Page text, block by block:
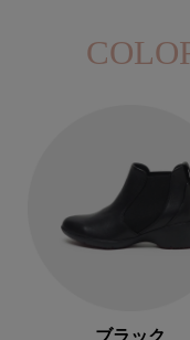
ブラック